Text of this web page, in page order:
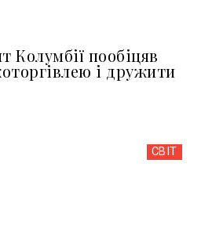
Колумбії пообіцяв
і дружити
СВІТ